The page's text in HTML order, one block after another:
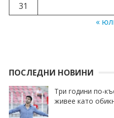
31
«
ПОСЛЕДНИ НОВИНИ
Три години по-
живее като